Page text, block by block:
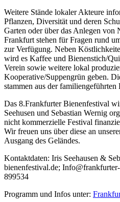
Weitere Stände lokaler Akteure
Pflanzen, Diversität und deren
Garten oder über das Anlegen von
Frankfurt stehen für Fragen rund
zur Verfügung. Neben
wird es Kaffee und Bienenstich/
Verein sowie weitere lokal
Kooperative/Suppengrün geben.
stammen aus der familiengeführten
Das 8.Frankfurter Bienenfestival
Seehusen und Sebastian Wernig
nicht kommerzielle Festival
Wir freuen uns über diese an
Ausgang des Geländes.
Kontaktdaten: Iris Seehausen &
bienenfestival.de;
899534
Programm und Infos unter: